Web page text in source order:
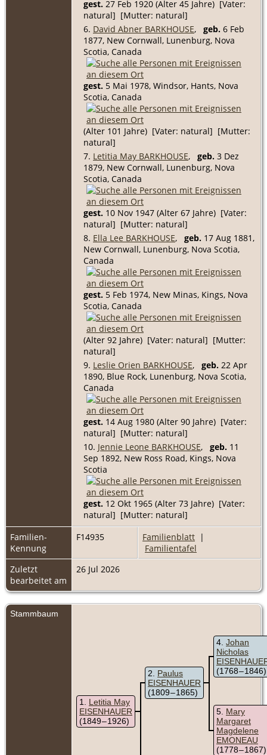
gest. 27 Feb 1920 (Alter 45 Jahre) [Vater:
natural] [Mutter: natural]
6. David Abner BARKHOUSE, geb. 6 Feb
1877, New Cornwall, Lunenburg, Nova
Scotia, Canada
gest. 5 Mai 1978, Windsor, Hants, Nova
Scotia, Canada
(Alter 101 Jahre) [Vater: natural] [Mutter:
natural]
7. Letitia May BARKHOUSE, geb. 3 Dez
1879, New Cornwall, Lunenburg, Nova
Scotia, Canada
gest. 10 Nov 1947 (Alter 67 Jahre) [Vater:
natural] [Mutter: natural]
8. Ella Lee BARKHOUSE, geb. 17 Aug 1881,
New Cornwall, Lunenburg, Nova Scotia,
Canada
gest. 5 Feb 1974, New Minas, Kings, Nova
Scotia, Canada
(Alter 92 Jahre) [Vater: natural] [Mutter:
natural]
9. Leslie Orien BARKHOUSE, geb. 22 Apr
1890, Blue Rock, Lunenburg, Nova Scotia,
Canada
gest. 14 Aug 1980 (Alter 90 Jahre) [Vater:
natural] [Mutter: natural]
10. Jennie Leone BARKHOUSE, geb. 11
Sep 1892, New Ross Road, Kings, Nova
Scotia
gest. 12 Okt 1965 (Alter 73 Jahre) [Vater:
natural] [Mutter: natural]
Familien-
Kennung
F14935 Familienblatt |
Familientafel
Zuletzt
bearbeitet am
26 Jul 2026
Stammbaum
1
Letitia May
EISENHAUER
(1849 – 1926)
2
Paulus
EISENHAUER
(1809 – 1865)
4 Johan
Nicholas
(1768 – 1846)
5 Mary
Margaret
Magdelene
EMONEAU
(1778 – 1867)